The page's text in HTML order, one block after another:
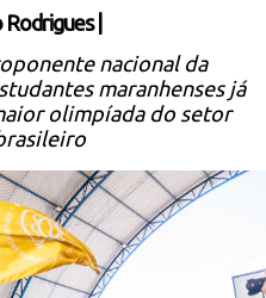
Rodrigues
nacional da
maranhenses já
olimpíada do setor